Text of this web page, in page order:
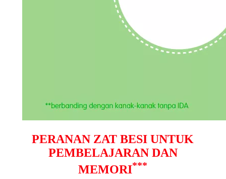
PERANAN ZAT BESI UNTUK
PEMBELAJARAN DAN
MEMORI***